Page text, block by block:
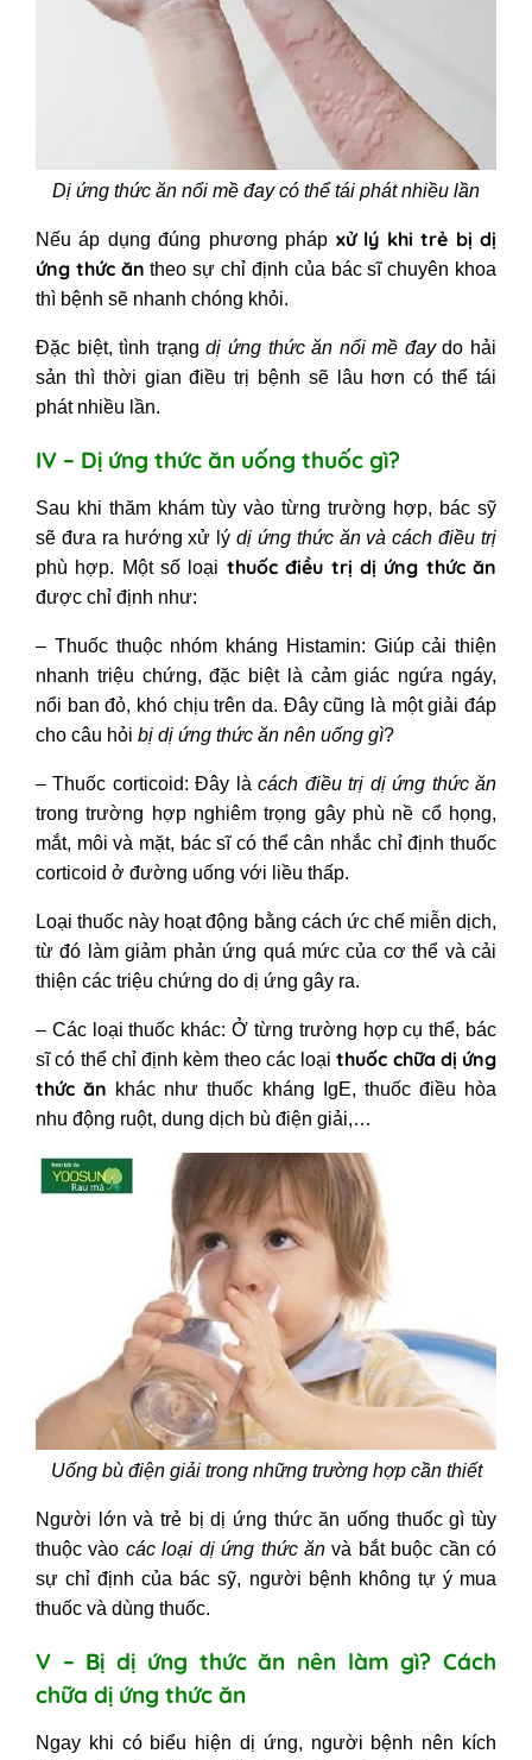
Dị ứng thức ăn nổi mề đay có thể tái phát nhiều lần
Nếu áp dụng đúng phương pháp xử lý khi trẻ bị dị
ứng thức ăntheo sự chỉ định của bác sĩ chuyên khoa
thì bệnh sẽ nhanh chóng khỏi.
Đặc biệt, tình trạngdị ứng thức ăn nổi mề đay do hải
sản thì thời gian điều trị bệnh sẽ lâu hơn có thể tái
phát nhiều lần.
IV – Dị ứng thức ăn uống thuốc gì?
Sau khi thăm khám tùy vào từng trường hợp, bác sỹ
sẽ đưa ra hướng xử lýdị ứng thức ăn và cách điều trị
phù hợp. Một số loại thuốc điều trị dị ứng thức ăn
được chỉ định như:
– Thuốc thuộc nhóm kháng Histamin: Giúp cải thiện
nhanh triệu chứng, đặc biệt là cảm giác ngứa ngáy,
nổi ban đỏ, khó chịu trên da. Đây cũng là một giải đáp
cho câu hỏi bị dị ứng thức ăn nên uống gì?
– Thuốc corticoid: Đây làcách điều trị dị ứng thức ăn
trong trường hợp nghiêm trọng gây phù nề cổ họng,
mắt, môi và mặt, bác sĩ có thể cân nhắc chỉ định thuốc
corticoid ở đường uống với liều thấp.
Loại thuốc này hoạt động bằng cách ức chế miễn dịch,
từ đó làm giảm phản ứng quá mức của cơ thể và cải
thiện các triệu chứng do dị ứng gây ra.
– Các loại thuốc khác: Ở từng trường hợp cụ thể, bác
sĩ có thể chỉ định kèm theo các loạithuốc chữa dị ứng
thức ăn khác như thuốc kháng IgE, thuốc điều hòa
nhu động ruột, dung dịch bù điện giải,…
Uống bù điện giải trong những trường hợp cần thiết
Người lớn và trẻ bị dị ứng thức ăn uống thuốc gìtùy
thuộc vào các loại dị ứng thức ănvà bắt buộc cần có
sự chỉ định của bác sỹ, người bệnh không tự ý mua
thuốc và dùng thuốc.
V – Bị dị ứng thức ăn nên làm gì? Cách
chữa dị ứng thức ăn
Ngay khi có biểu hiện dị ứng, người bệnh nên kích